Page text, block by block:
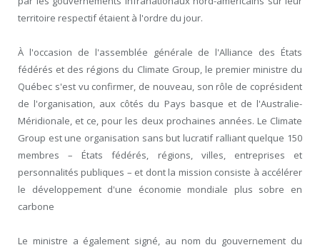
territoire respectif étaient à l'ordre du jour.
À l'occasion de l'assemblée générale de l'Alliance des États
fédérés et des régions du Climate Group, le premier ministre du
Québec s'est vu confirmer, de nouveau, son rôle de coprésident
de l'organisation, aux côtés du Pays basque et de l'Australie-
Méridionale, et ce, pour les deux prochaines années. Le Climate
Group est une organisation sans but lucratif ralliant quelque 150
membres – États fédérés, régions, villes, entreprises et
personnalités publiques – et dont la mission consiste à accélérer
le développement d'une économie mondiale plus sobre en
carbone
Le ministre a également signé, au nom du gouvernement du